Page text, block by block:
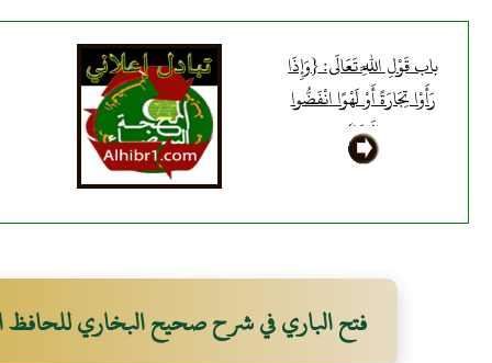
باب قَوْلِ اللَّهِ تَعَالَى: {وَإِذَا
رَأَوْا تِجَارَةً أَوْ لَهْوًا انْفَضُّوا
إِلَيْهَا}
فتح الباري في شرح صحيح البخاري